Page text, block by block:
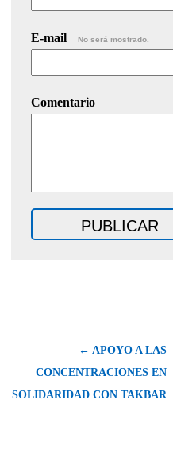
E-mail No será mostrado.
Comentario
← APOYO A LAS
CONCENTRACIONES EN
SOLIDARIDAD CON TAKBAR